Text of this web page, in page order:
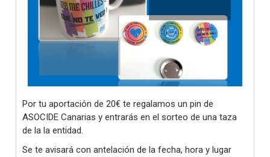
Por tu aportación de 20€ te regalamos un pin de
ASOCIDE Canarias y entrarás en el sorteo de una taza
de la la entidad.
Se te avisará con antelación de la fecha, hora y lugar